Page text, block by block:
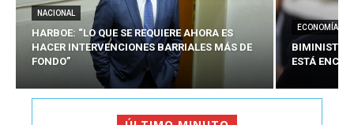
NACIONAL
HARBOE: “LO QUE SE REQUIERE AHORA ES
HACER INTERVENCIONES BARRIALES MÁS DE
FONDO”
ECONOMÍA
BIMINISTRO
ESTÁ